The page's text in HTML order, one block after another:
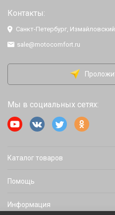
Контакты:
Санкт-Петербург,
sale@motocomfort.ru
Мы в социальных сетях:
Каталог товаров
Помощь
Информация